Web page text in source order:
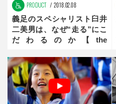
PRODUCT 2018.02.08
義足のスペシャリスト臼井
二美男は、なぜ“走る”にこ
だわるのか【the